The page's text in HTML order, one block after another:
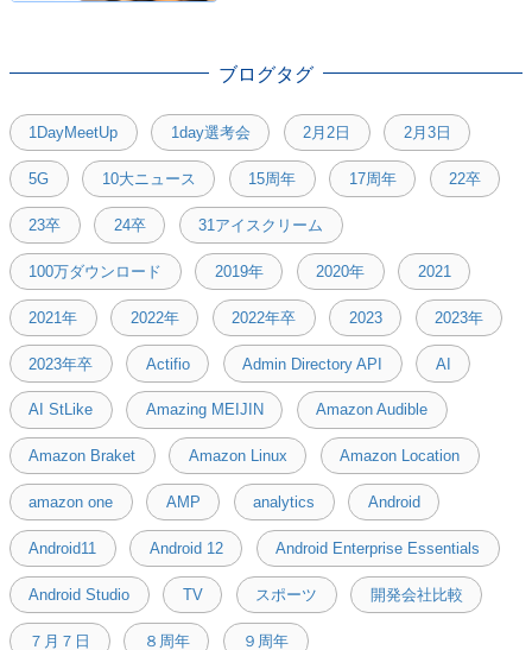
ブログタグ
1DayMeetUp 1day選考会 2月2日 2月3日
5G 10大ニュース 15周年 17周年 22卒
23卒 24卒 31アイスクリーム
100万ダウンロード 2019年 2020年 2021
2021年 2022年 2022年卒 2023 2023年
2023年卒 Actifio Admin Directory API AI
AI StLike Amazing MEIJIN Amazon Audible
Amazon Braket Amazon Linux Amazon Location
amazon one AMP analytics Android
Android11 Android 12 Android Enterprise Essentials
Android Studio TV スポーツ 開発会社比較
７月７日 ８周年 ９周年